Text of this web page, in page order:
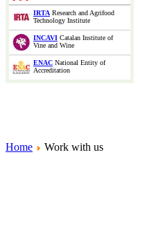
IRTA Research and Agrifood
Technology Institute
INCAVI Catalan Institute of
Vine and Wine
ENAC National Entity of
Accreditation
Home
Work with us